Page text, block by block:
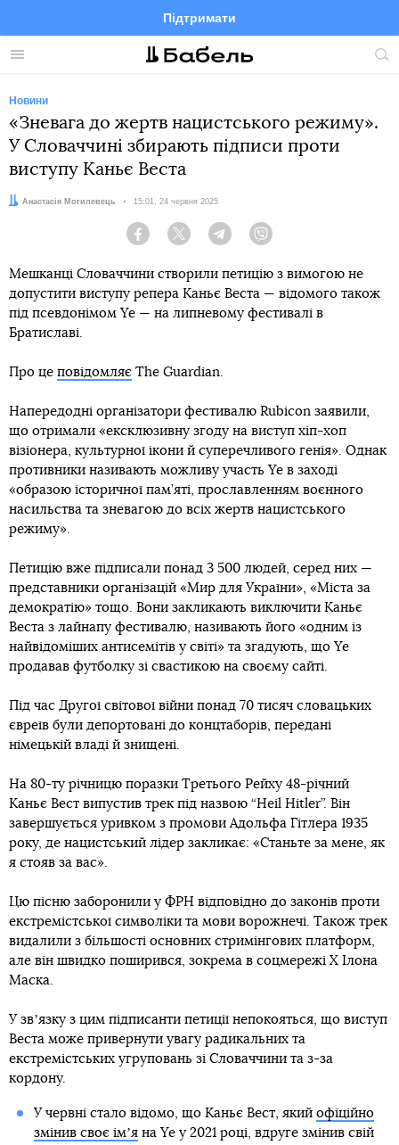
Меню
Підтримати
FacebookTelegramTwitter
Новини
«Зневага до жертв нацистського режиму».
У Словаччині збирають підписи проти
виступу Каньє Веста
Автор:
Анастасія Могилевець Дата:
15:01, 24 червня 2025
Facebook Twitter Telegram
Мешканці Словаччини створили петицію з вимогою не
допустити виступу репера Каньє Веста — відомого також
під псевдонімом Ye — на липневому фестивалі в
Братиславі.
Про це повідомляє The Guardian.
Напередодні організатори фестивалю Rubicon заявили,
що отримали «ексклюзивну згоду на виступ хіп-хоп
візіонера, культурної ікони й суперечливого генія». Однак
противники називають можливу участь Ye в заході
«образою історичної пам’яті, прославленням воєнного
насильства та зневагою до всіх жертв нацистського
режиму».
Петицію вже підписали понад 3 500 людей, серед них —
представники організацій «Мир для України», «Міста за
демократію» тощо. Вони закликають виключити Каньє
Веста з лайнапу фестивалю, називають його «одним із
найвідоміших антисемітів у світі» та згадують, що Ye
продавав футболку зі свастикою на своєму сайті.
Під час Другої світової війни понад 70 тисяч словацьких
євреїв були депортовані до концтаборів, передані
німецькій владі й знищені.
На 80-ту річницю поразки Третього Рейху 48-річний
Каньє Вест випустив трек під назвою “Heil Hitler”. Він
завершується уривком з промови Адольфа Гітлера 1935
року, де нацистський лідер закликає: «Станьте за мене, як
я стояв за вас».
Цю пісню заборонили у ФРН відповідно до законів проти
екстремістської символіки та мови ворожнечі. Також трек
видалили з більшості основних стримінгових платформ,
але він швидко поширився, зокрема в соцмережі X Ілона
Маска.
У звʼязку з цим підписанти петиції непокояться, що виступ
Веста може привернути увагу радикальних та
екстремістських угруповань зі Словаччини та з-за
кордону.
У червні стало відомо, що Каньє Вест, який офіційно
змінив своє імʼяна Ye у 2021 році, вдруге змінив свій